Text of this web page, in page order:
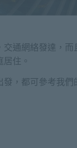
通網絡發達，而
住。
，都可參考我們